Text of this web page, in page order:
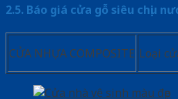
2.5. Báo giá cửa gỗ siêu chịu
CỬA NHỰA COMPOSITE Loại